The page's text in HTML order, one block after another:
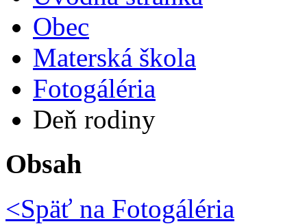
Obec
Materská škola
Fotogáléria
Deň rodiny
Obsah
<Späť na Fotogáléria